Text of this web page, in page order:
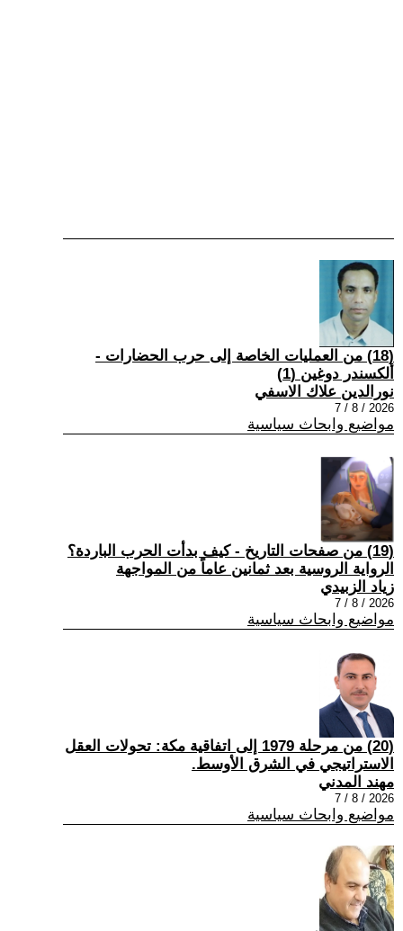
(18) من العمليات الخاصة إلى حرب الحضارات -
ألكسندر دوغين (1)
نورالدين علاك الاسفي
2026 / 8 / 7
مواضيع وابحاث سياسية
(19) من صفحات التاريخ - كيف بدأت الحرب الباردة؟
الرواية الروسية بعد ثمانين عاماً من المواجهة
زياد الزبيدي
2026 / 8 / 7
مواضيع وابحاث سياسية
(20) من مرحلة 1979 إلى اتفاقية مكة: تحولات العقل
الاستراتيجي في الشرق الأوسط.
مهند المدني
2026 / 8 / 7
مواضيع وابحاث سياسية